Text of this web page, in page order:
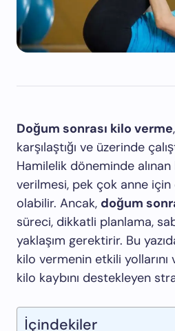
Doğum sonrası kilo verme
karşılaştığı ve üzerinde
Hamilelik döneminde alınan
verilmesi, pek çok anne
olabilir. Ancak, doğum
süreci, dikkatli planlama,
yaklaşım gerektirir. Bu
kilo vermenin etkili yollarını
kilo kaybını destekleyen
İçindekiler